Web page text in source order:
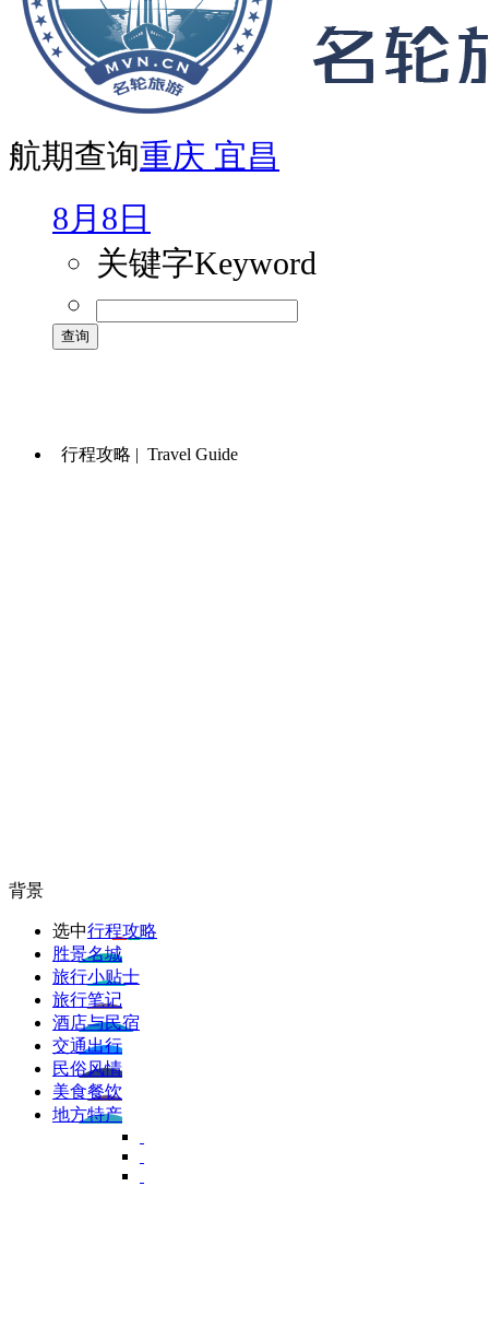
航期查询重庆 宜昌
8月8日
关键字Keyword
行程攻略 | Travel Guide
背景
选中行程攻略
胜景名城
旅行小贴士
旅行笔记
酒店与民宿
交通出行
民俗风情
美食餐饮
地方特产